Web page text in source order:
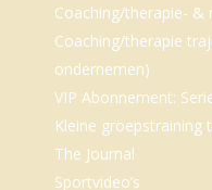
belangrijk
voor
gezondheid..
Coaching/therapie- &
Coaching/therapie
ondernemen)
VIP Abonnement:
Kleine groepstraining
The Journal
Sportvideo’s